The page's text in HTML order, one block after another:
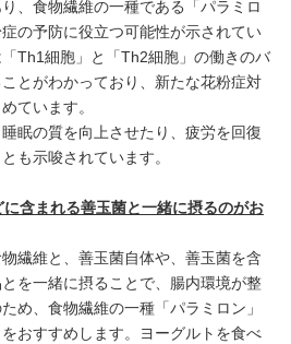
、食物繊維の一種である「パラミロ
の予防に役立つ可能性が示されてい
Th1細胞」と「Th2細胞」の働きのバ
とがわかっており、新たな花粉症対
ています。
眠の質を向上させたり、疲労を回復
も示唆されています。
含まれる善玉菌と一緒に摂るのがお
繊維と、善玉菌自体や、善玉菌を含
を一緒に摂ることで、腸内環境が整
め、食物繊維の一種「パラミロン」
おすすめします。ヨーグルトを食べ